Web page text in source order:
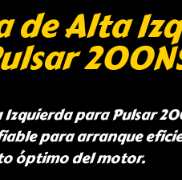
de Alta
para Pulsar
para arranque
óptimo del motor.